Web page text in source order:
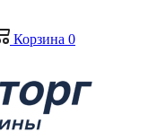
Корзина 0